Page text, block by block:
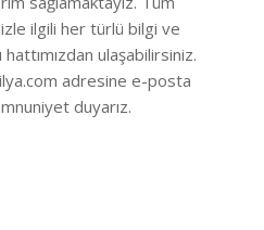
ilgili her türlü bilgi ve
ulaşabilirsiniz.
adresine e-posta
duyarız.